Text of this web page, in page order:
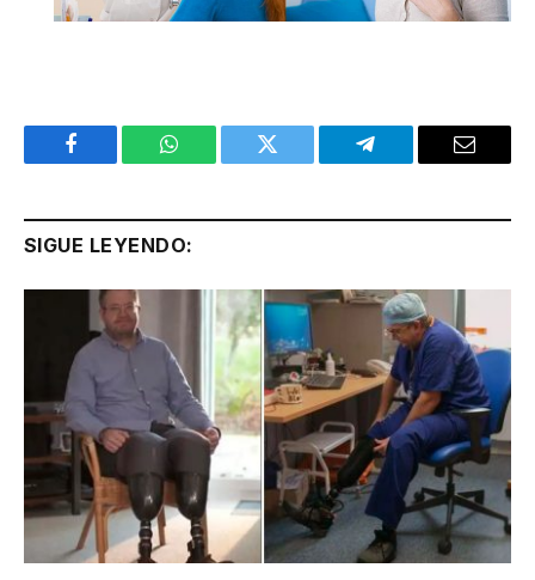
Facebook WhatsApp Twitter Telegram Email
SIGUE LEYENDO: